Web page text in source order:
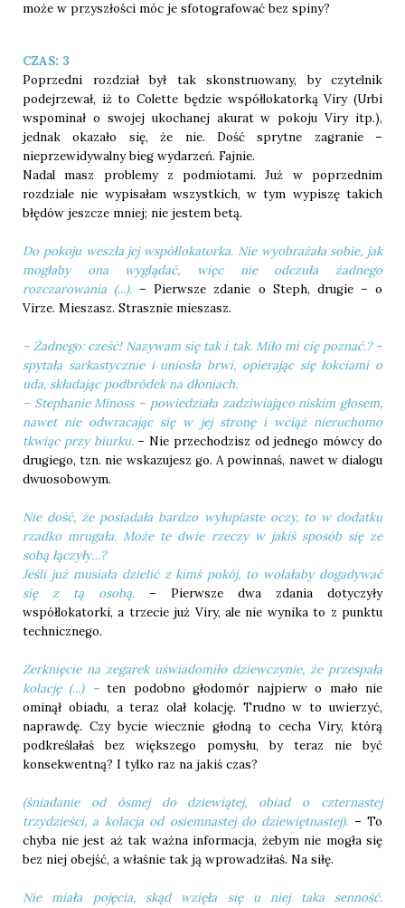
może w przyszłości móc je sfotografować bez spiny?
CZAS: 3
Poprzedni rozdział był tak skonstruowany, by czytelnik
podejrzewał, iż to Colette będzie współlokatorką Viry (Urbi
wspominał o swojej ukochanej akurat w pokoju Viry itp.),
jednak okazało się, że nie. Dość sprytne zagranie –
nieprzewidywalny bieg wydarzeń. Fajnie.
Nadal masz problemy z podmiotami. Już w poprzednim
rozdziale nie wypisałam wszystkich, w tym wypiszę takich
błędów jeszcze mniej; nie jestem betą.
Do pokoju weszła jej współlokatorka. Nie wyobrażała sobie, jak
mogłaby ona wyglądać, więc nie odczuła żadnego
rozczarowania (...). – Pierwsze zdanie o Steph, drugie – o
Virze. Mieszasz. Strasznie mieszasz.
– Żadnego: cześć! Nazywam się tak i tak. Miło mi cię poznać.? –
spytała sarkastycznie i uniosła brwi, opierając się łokciami o
uda, składając podbródek na dłoniach.
– Stephanie Minoss – powiedziała zadziwiająco niskim głosem,
nawet nie odwracając się w jej stronę i wciąż nieruchomo
tkwiąc przy biurku.– Nie przechodzisz od jednego mówcy do
drugiego, tzn. nie wskazujesz go. A powinnaś, nawet w dialogu
dwuosobowym.
Nie dość, że posiadała bardzo wyłupiaste oczy, to w dodatku
rzadko mrugała. Może te dwie rzeczy w jakiś sposób się ze
sobą łączyły…?
Jeśli już musiała dzielić z kimś pokój, to wolałaby dogadywać
się z tą osobą.
– Pierwsze dwa zdania dotyczyły
współlokatorki, a trzecie już Viry, ale nie wynika to z punktu
technicznego.
Zerknięcie na zegarek uświadomiło dziewczynie, że przespała
kolację (...) –ten podobno głodomór najpierw o mało nie
ominął obiadu, a teraz olał kolację. Trudno w to uwierzyć,
naprawdę. Czy bycie wiecznie głodną to cecha Viry, którą
podkreślałaś bez większego pomysłu, by teraz nie być
konsekwentną? I tylko raz na jakiś czas?
(śniadanie od ósmej do dziewiątej, obiad o czternastej
trzydzieści, a kolacja od osiemnastej do dziewiętnastej). – To
chyba nie jest aż tak ważna informacja, żebym nie mogła się
bez niej obejść, a właśnie tak ją wprowadziłaś. Na siłę.
Nie miała pojęcia, skąd wzięła się u niej taka senność.